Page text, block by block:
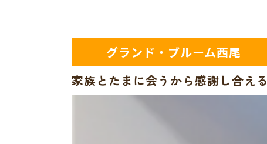
グランド・ブルーム西尾
家族とたまに会うから感謝し合える